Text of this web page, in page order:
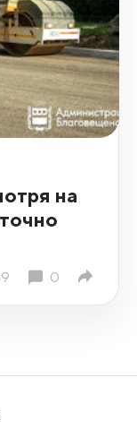
на
0